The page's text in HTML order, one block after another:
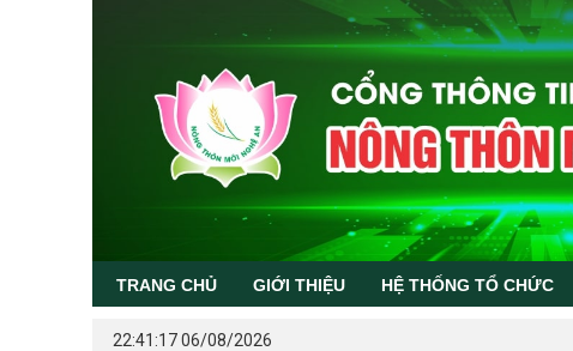
TRANG CHỦ GIỚI THIỆU HỆ THỐNG TỔ CHỨC
22:41:17 06/08/2026